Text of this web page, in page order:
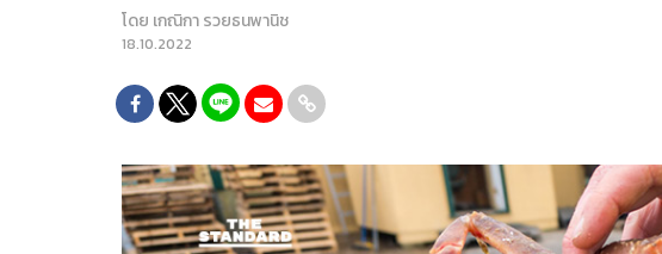
โดย เกณิกา รวยธนพานิช
18.10.2022